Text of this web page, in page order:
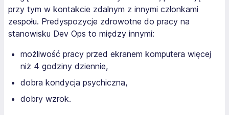
przy tym w kontakcie zdalnym z innymi członkami
zespołu. Predyspozycje zdrowotne do pracy na
stanowisku Dev Ops to między innymi:
możliwość pracy przed ekranem komputera więcej
niż 4 godziny dziennie,
dobra kondycja psychiczna,
dobry wzrok.